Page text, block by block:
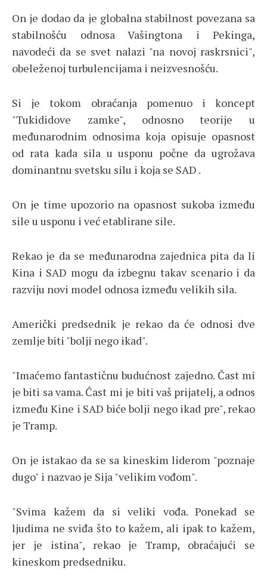
On je dodao da je globalna stabilnost povezana sa
stabilnošću odnosa Vašingtona i Pekinga,
navodeći da se svet nalazi "na novoj raskrsnici",
obeleženoj turbulencijama i neizvesnošću.
Si je tokom obraćanja pomenuo i koncept
"Tukididove zamke", odnosno teorije u
međunarodnim odnosima koja opisuje opasnost
od rata kada sila u usponu počne da ugrožava
dominantnu svetsku silu i koja se SAD .
On je time upozorio na opasnost sukoba između
sile u usponu i već etablirane sile.
Rekao je da se međunarodna zajednica pita da li
Kina i SAD mogu da izbegnu takav scenario i da
razviju novi model odnosa između velikih sila.
Američki predsednik je rekao da će odnosi dve
zemlje biti "bolji nego ikad".
"Imaćemo fantastičnu budućnost zajedno. Čast mi
je biti sa vama. Čast mi je biti vaš prijatelj, a odnos
između Kine i SAD biće bolji nego ikad pre", rekao
je Tramp.
On je istakao da se sa kineskim liderom "poznaje
dugo" i nazvao je Sija "velikim vođom".
"Svima kažem da si veliki vođa. Ponekad se
ljudima ne sviđa što to kažem, ali ipak to kažem,
jer je istina", rekao je Tramp, obraćajući se
kineskom predsedniku.